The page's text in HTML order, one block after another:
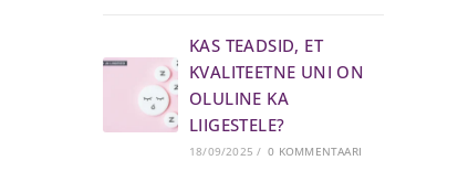
KAS TEADSID, ET
KVALITEETNE UNI ON
OLULINE KA
LIIGESTELE?
18/09/2025 / 0 KOMMENTAARI